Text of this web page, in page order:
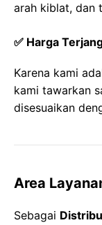
arah kiblat, dan
✅ Harga
Karena kami
kami tawarkan
disesuaikan
Area
Sebagai